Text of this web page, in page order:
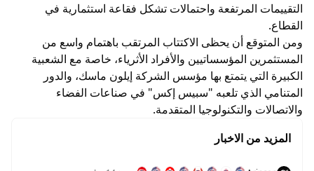
التقييمات المرتفعة واحتمالات تشكل فقاعة استثمارية في
القطاع.
ومن المتوقع أن يحظى الاكتتاب المرتقب باهتمام واسع من
المستثمرين المؤسساتيين والأفراد الأثرياء، خاصة مع الشعبية
الكبيرة التي يتمتع بها مؤسس الشركة إيلون ماسك، والدور
المتنامي الذي تلعبه "سبيس إكس" في صناعات الفضاء
والاتصالات والتكنولوجيا المتقدمة.
المزيد من الاخبار